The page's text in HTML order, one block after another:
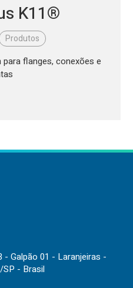
K11®
Produtos
para flanges, conexões e
- Galpão 01 - Laranjeiras -
SP - Brasil